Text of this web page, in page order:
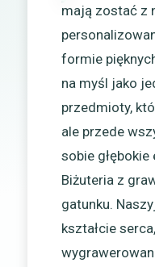
mają zostać z
formie
na myśl jako
przedmioty,
ale przede
sobie
Biżuteria z
gatunku.
kształcie